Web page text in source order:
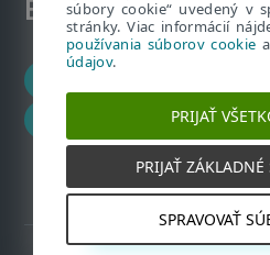
ESET zákaznícka
ESET HOME
2019 – 2026 Copyright ©
súbory cookie“ uvedený v
stránky. Viac informácií
používania súborov cookie
údajov.
PRIJAŤ
PRIJAŤ
SPRAVOVAŤ